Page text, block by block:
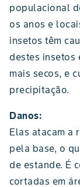
populacional
os anos e
insetos têm
destes insetos
mais secos, e
precipitação.
Danos:
Elas atacam a
pela base, o
de estande. É
cortadas em